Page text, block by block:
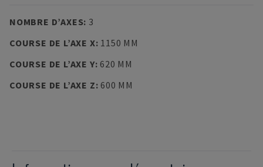
NOMBRE D’AXES: 3
COURSE DE L’AXE X: 1150 MM
COURSE DE L’AXE Y: 620 MM
COURSE DE L’AXE Z: 600 MM